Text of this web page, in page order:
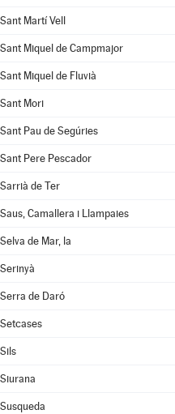
Sant Martí Vell
Sant Miquel de Campmajor
Sant Miquel de Fluvià
Sant Mori
Sant Pau de Segúries
Sant Pere Pescador
Sarrià de Ter
Saus, Camallera i Llampaies
Selva de Mar, la
Serinyà
Serra de Daró
Setcases
Sils
Siurana
Susqueda